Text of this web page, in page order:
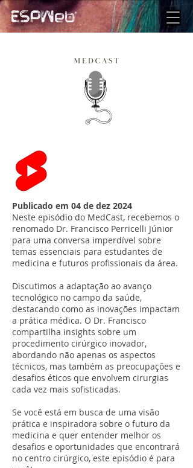
Publicado em 04 de dez 2024
Neste episódio do MedCast, recebemos o
renomado Dr. Francisco Perricelli Júnior
para uma conversa imperdível sobre
temas essenciais para estudantes de
medicina e futuros profissionais da área.
Discutimos a adaptação ao avanço
tecnológico no campo da saúde,
destacando como as inovações impactam
a prática médica. O Dr. Francisco
compartilha insights sobre um
procedimento cirúrgico inovador,
abordando não apenas os aspectos
técnicos, mas também as preocupações e
desafios éticos que envolvem cirurgias
cada vez mais sofisticadas.
Se você está em busca de uma visão
prática e inspiradora sobre o futuro da
medicina e quer entender melhor os
desafios e oportunidades que encontrará
no centro cirúrgico, este episódio é para